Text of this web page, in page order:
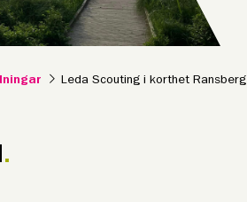
Leda Scouting i korthet Ransberg